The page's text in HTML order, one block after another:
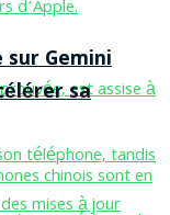
sur Gemini
sa